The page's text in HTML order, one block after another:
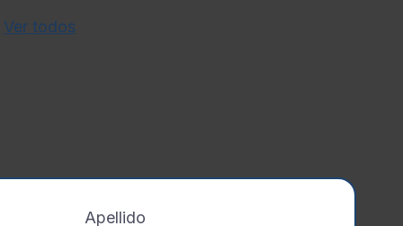
Ver todos
Apellido